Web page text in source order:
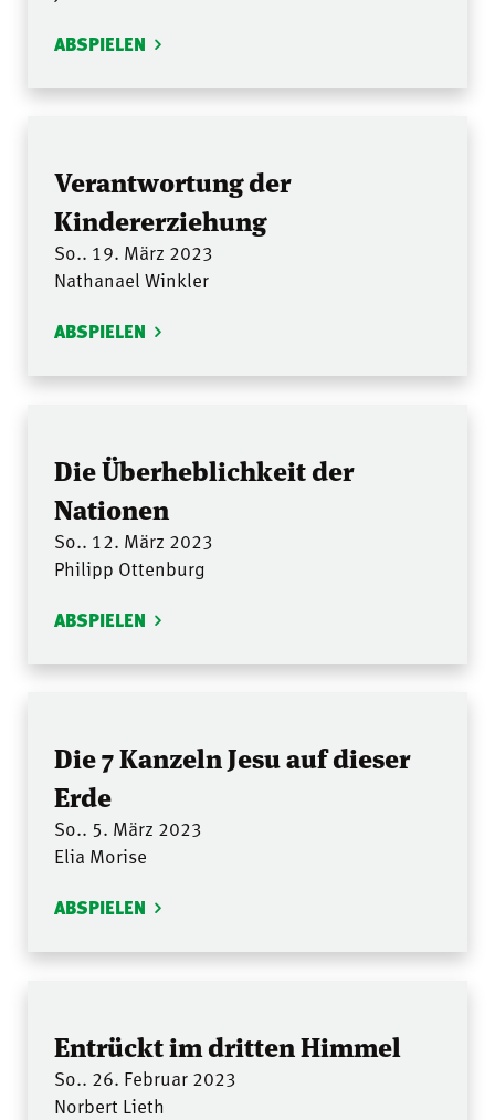
ABSPIELEN
Verantwortung der
Kindererziehung
So.. 19. März 2023
Nathanael Winkler
ABSPIELEN
Die Überheblichkeit der
Nationen
So.. 12. März 2023
Philipp Ottenburg
ABSPIELEN
Die 7 Kanzeln Jesu auf dieser
Erde
So.. 5. März 2023
Elia Morise
ABSPIELEN
Entrückt im dritten Himmel
So.. 26. Februar 2023
Norbert Lieth